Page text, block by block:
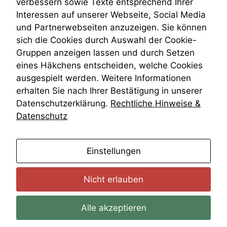
Wiederherstellungsanordnung
Zivilprozessordnung
ZPO
Zustellfiktion
Zuständigkeit
Öffentliches Personalrecht
Öffentlichkeitsprinzip
verbessern sowie Texte entsprechend Ihrer
Interessen auf unserer Webseite, Social Media
und Partnerwebseiten anzuzeigen. Sie können
sich die Cookies durch Auswahl der Cookie-
Gruppen anzeigen lassen und durch Setzen
eines Häkchens entscheiden, welche Cookies
ausgespielt werden. Weitere Informationen
erhalten Sie nach Ihrer Bestätigung in unserer
Datenschutzerklärung. Rechtliche Hinweise &
Datenschutz
Einstellungen
Nicht erlauben
Alle akzeptieren
Auswertungen
durchführen zu
können. Diese helfen
uns, unsere Website
zu verbessern.